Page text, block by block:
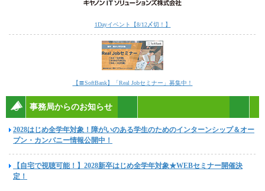
1Dayイベント【8/12〆切！】
【〓SoftBank】「Real Jobセミナー」募集中！
事務局からのお知らせ
2028はじめ全学年対象！障がいのある学生のためのインターンシップ＆オー
プン・カンパニー情報公開中！
【自宅で視聴可能！】2028新卒はじめ全学年対象★WEBセミナー開催決
定！